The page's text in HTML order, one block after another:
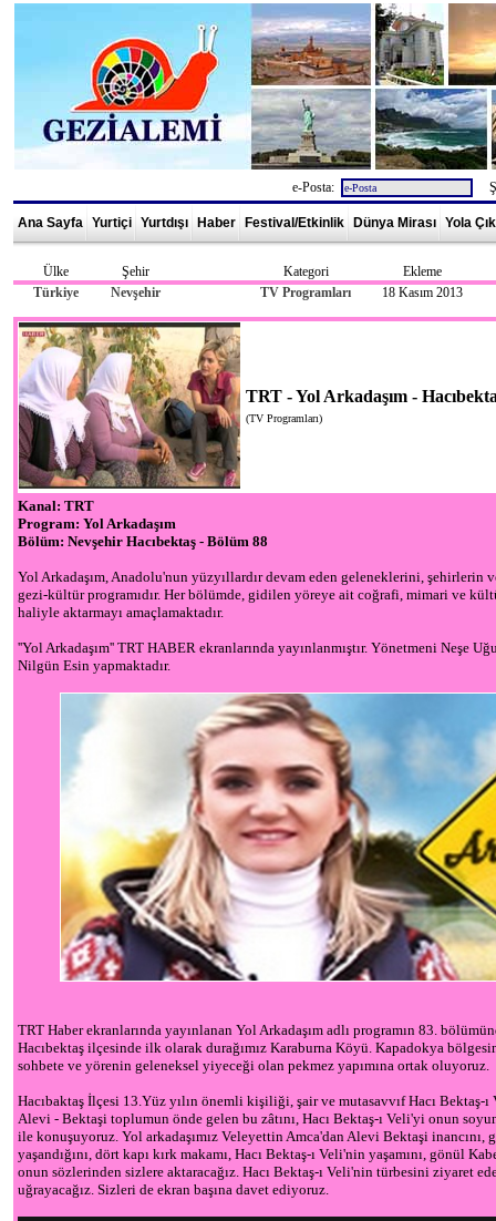
e-Posta:
Ana Sayfa Yurtiçi Yurtdışı Haber Festival/Etkinlik Dünya Mirası Yola
Ülke Şehir Kategori
Ekleme
Türkiye
Nevşehir TV Programları 18 Kasım 2013
TRT - Yol Arkadaşım -
(TV Programları)
Kanal: TRT
Program: Yol Arkadaşım
Bölüm: Nevşehir Hacıbektaş - Bölüm 88
Yol Arkadaşım, Anadolu'nun yüzyıllardır devam eden geleneklerini, şehirlerin
gezi-kültür programıdır. Her bölümde, gidilen yöreye ait coğrafi, mimari ve
haliyle aktarmayı amaçlamaktadır.
''Yol Arkadaşım'' TRT HABER ekranlarında yayınlanmıştır. Yönetmeni Neşe
Nilgün Esin yapmaktadır.
TRT Haber ekranlarında yayınlanan Yol Arkadaşım adlı programın 83.
Hacıbektaş ilçesinde ilk olarak durağımız Karaburna Köyü. Kapadokya
sohbete ve yörenin geleneksel yiyeceği olan pekmez yapımına ortak oluyoruz.
Hacıbaktaş İlçesi 13.Yüz yılın önemli kişiliği, şair ve mutasavvıf Hacı Bektaş-
Alevi - Bektaşi toplumun önde gelen bu zâtını, Hacı Bektaş-ı Veli'yi onun
ile konuşuyoruz. Yol arkadaşımız Veleyettin Amca'dan Alevi Bektaşi inancını,
yaşandığını, dört kapı kırk makamı, Hacı Bektaş-ı Veli'nin yaşamını, gönül
onun sözlerinden sizlere aktaracağız. Hacı Bektaş-ı Veli'nin türbesini ziyaret
uğrayacağız. Sizleri de ekran başına davet ediyoruz.